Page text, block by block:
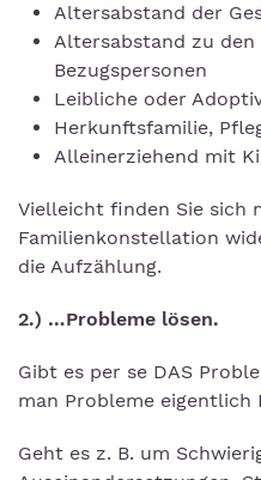
Altersabstand der
Altersabstand zu
Bezugspersonen
Leibliche oder
Herkunftsfamilie,
Alleinerziehend mit
Vielleicht finden Sie sich
Familienkonstellation
die Aufzählung.
2.) …Probleme lösen.
Gibt es per se DAS
man Probleme eigentlich
Geht es z. B. um